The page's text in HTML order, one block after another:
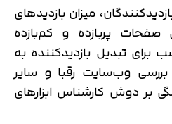
میزان بازدیدهای
صفحات پربازده و کم‌بازده
برای تبدیل بازدیدکننده به
وب‌سایت رقبا و سایر
بر دوش کارشناس ابزارهای